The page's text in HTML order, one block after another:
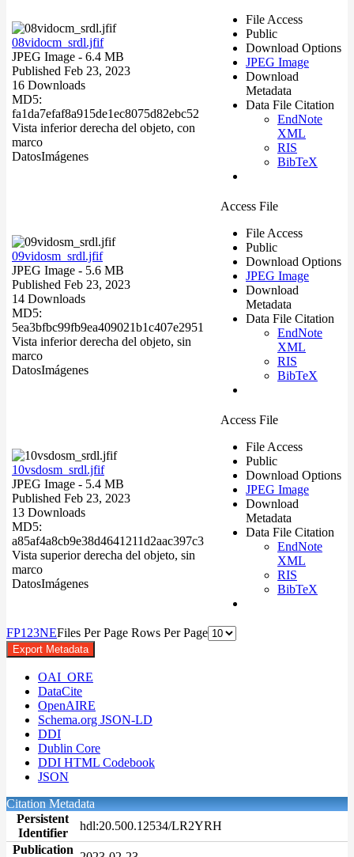
08vidocm_srdl.jfif
JPEG Image - 6.4 MB
Published Feb 23, 2023
16 Downloads
MD5:
fa1da7efaf8a915de1ec8075d82ebc52
Vista inferior derecha del objeto, con
marco
DatosImágenes
File Access
Public
Download Options
JPEG Image
Download
Metadata
Data File Citation
EndNote
XML
RIS
BibTeX
09vidosm_srdl.jfif
JPEG Image - 5.6 MB
Published Feb 23, 2023
14 Downloads
MD5:
5ea3bfbc99fb9ea409021b1c407e2951
Vista inferior derecha del objeto, sin
marco
DatosImágenes
Access File
File Access
Public
Download Options
JPEG Image
Download
Metadata
Data File Citation
EndNote
XML
RIS
BibTeX
10vsdosm_srdl.jfif
JPEG Image - 5.4 MB
Published Feb 23, 2023
13 Downloads
MD5:
a85af4a8cb9e38d4641211d2aac397c3
Vista superior derecha del objeto, sin
marco
DatosImágenes
Access File
File Access
Public
Download Options
JPEG Image
Download
Metadata
Data File Citation
EndNote
XML
RIS
BibTeX
FP1 23NEFiles Per Page Rows Per Page
Export Metadata
OAI_ORE
DataCite
OpenAIRE
Schema.org JSON-LD
DDI
Dublin Core
DDI HTML Codebook
JSON
Citation Metadata
Persistent
Identifier
hdl:20.500.12534/LR2YRH
Publication